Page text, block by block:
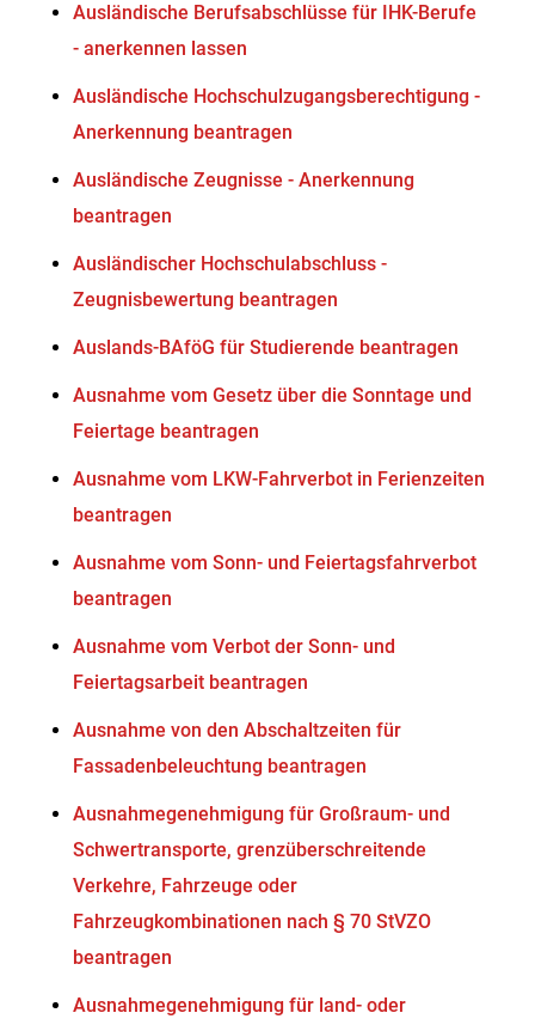
Ausländische Berufsabschlüsse für IHK-Berufe
- anerkennen lassen
Ausländische Hochschulzugangsberechtigung -
Anerkennung beantragen
Ausländische Zeugnisse - Anerkennung
beantragen
Ausländischer Hochschulabschluss -
Zeugnisbewertung beantragen
Auslands-BAföG für Studierende beantragen
Ausnahme vom Gesetz über die Sonntage und
Feiertage beantragen
Ausnahme vom LKW-Fahrverbot in Ferienzeiten
beantragen
Ausnahme vom Sonn- und Feiertagsfahrverbot
beantragen
Ausnahme vom Verbot der Sonn- und
Feiertagsarbeit beantragen
Ausnahme von den Abschaltzeiten für
Fassadenbeleuchtung beantragen
Ausnahmegenehmigung für Großraum- und
Schwertransporte, grenzüberschreitende
Verkehre, Fahrzeuge oder
Fahrzeugkombinationen nach § 70 StVZO
beantragen
Ausnahmegenehmigung für land- oder